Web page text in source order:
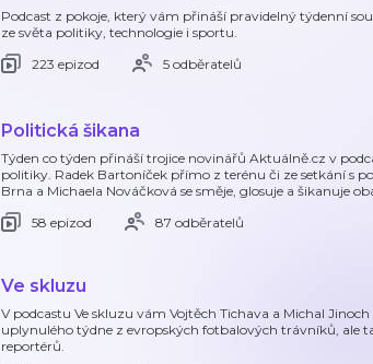
Podcast z pokoje, který vám přináší pravidelný týdenní
ze světa politiky, technologie i sportu.
223 epizod
5 odběratelů
Politická šikana
Týden co týden přináší trojice novinářů Aktuálně.cz v
politiky. Radek Bartoníček přímo z terénu či ze setkání s
Brna a Michaela Nováčková se směje, glosuje a šikanuje
58 epizod
87 odběratelů
Ve skluzu
V podcastu Ve skluzu vám Vojtěch Tichava a Michal
uplynulého týdne z evropských fotbalových trávníků, ale
reportérů.